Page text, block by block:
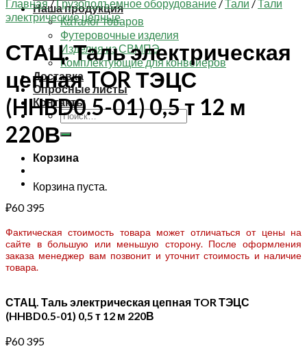
Наша продукция
Каталог товаров
Футеровочные изделия
Изделия из СВМПЭ
Комплектующие для конвейеров
Доставка
Опросные листы
Контакты
Искать:
Корзина
Корзина пуста.
Главная/Грузоподъемное оборудование /Тали /Тали
электрические цепные
СТАЦ. Таль электрическая
цепная TOR ТЭЦС
(HHBD0.5-01) 0,5 т 12 м
220В
₽60 395
Фактическая стоимость товара может отличаться от цены на
сайте в большую или меньшую сторону. После оформления
заказа менеджер вам позвонит и уточнит стоимость и наличие
товара.
СТАЦ. Таль электрическая цепная TOR ТЭЦС
(HHBD0.5-01) 0,5 т 12 м 220В
₽60 395